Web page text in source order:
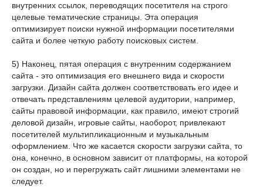
внутренних ссылок, переводящих посетителя на строго
целевые тематические страницы. Эта операция
оптимизирует поиски нужной информации посетителями
сайта и более четкую работу поисковых систем.
5) Наконец, пятая операция с внутренним содержанием
сайта - это оптимизация его внешнего вида и скорости
загрузки. Дизайн сайта должен соответствовать его идее и
отвечать представлениям целевой аудитории, например,
сайты правовой информации, как правило, имеют строгий
деловой дизайн, игровые сайты, наоборот, привлекают
посетителей мультипликационным и музыкальным
оформлением. Что же касается скорости загрузки сайта, то
она, конечно, в основном зависит от платформы, на которой
он создан, но и перегружать сайт лишними элементами не
следует.